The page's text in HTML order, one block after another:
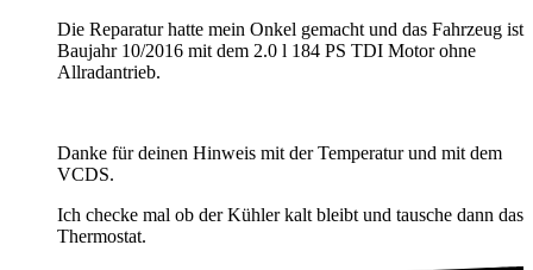
Die Reparatur hatte mein Onkel gemacht und das Fahrzeug ist
Baujahr 10/2016 mit dem 2.0 l 184 PS TDI Motor ohne
Allradantrieb.
Danke für deinen Hinweis mit der Temperatur und mit dem
VCDS.
Ich checke mal ob der Kühler kalt bleibt und tausche dann das
Thermostat.